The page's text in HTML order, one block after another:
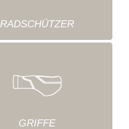
RADSCHÜTZER
GRIFFE